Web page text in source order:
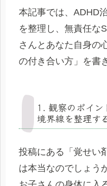
本記事では、ADHD
を整理し、無責任な
さんとあなた自身の
の付き合い方」を書
1. 観察のポイン
境界線を整理す
投稿にある「覚せい
は本当なのでしょう